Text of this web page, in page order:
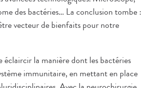
des bactéries… La conclusion tombe :
vecteur de bienfaits pour notre
éclaircir la manière dont les bactéries
immunitaire, en mettant en place